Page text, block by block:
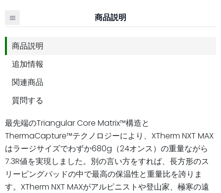
商品説明
商品説明
追加情報
関連商品
質問する
最先端のTriangular Core Matrix™構造と
ThermaCapture™テクノロジーにより、XTherm NXT MAX
はラージサイズでわずか680g（24オンス）の重量ながら
7.3R値を実現しました。別の言い方をすれば、長方形のス
リーピングパッドの中で最高の保温性と重量比を誇りま
す。XTherm NXT MAXがアルピニストや登山家、極寒の遠